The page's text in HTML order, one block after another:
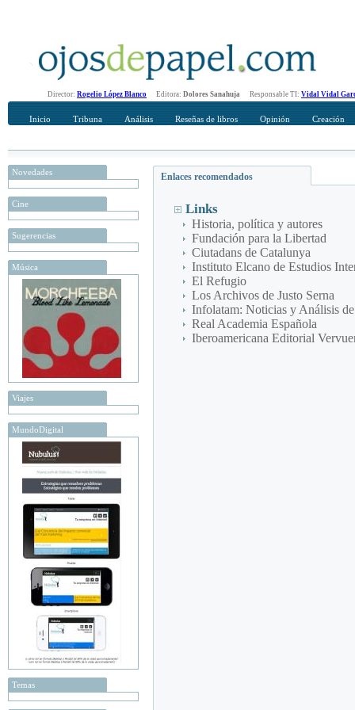
Director: Rogelio López Blanco Editora: Dolores Sanahuja Responsable TI: Vidal Vidal
Inicio Tribuna Análisis Reseñas de libros Opinión Creación
Novedades
Cine
Sugerencias
Música
Viajes
MundoDigital
Temas
Enlaces recomendados
Links
Historia, política y autores
Fundación para la Libertad
Ciutadans de Catalunya
Instituto Elcano de Estudios
El Refugio
Los Archivos de Justo Serna
Infolatam: Noticias y Análisis
Real Academia Española
Iberoamericana Editorial